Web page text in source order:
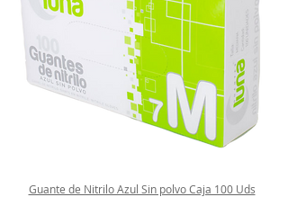
Guante de Nitrilo Azul Sin polvo Caja 100 Uds